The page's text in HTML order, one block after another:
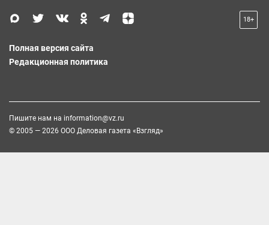
18+
Полная версия сайта
Редакционная политика
Пишите нам на information@vz.ru
© 2005 — 2026 ООО Деловая газета «Взгляд»